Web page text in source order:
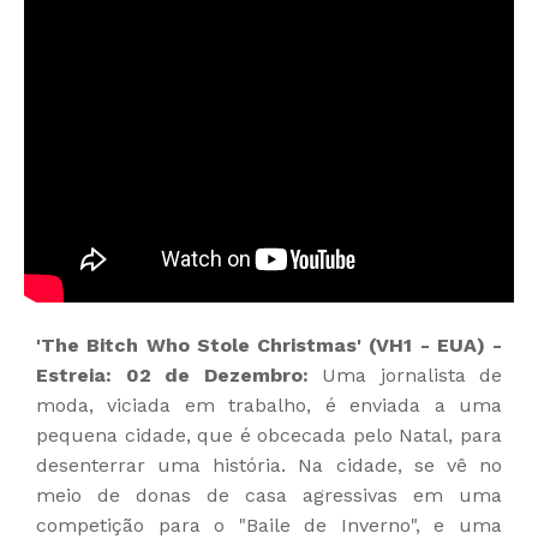
'The Bitch Who Stole Christmas' (VH1 - EUA) -
Estreia: 02 de Dezembro: Uma jornalista de
moda, viciada em trabalho, é enviada a uma
pequena cidade, que é obcecada pelo Natal, para
desenterrar uma história. Na cidade, se vê no
meio de donas de casa agressivas em uma
competição para o "Baile de Inverno", e uma